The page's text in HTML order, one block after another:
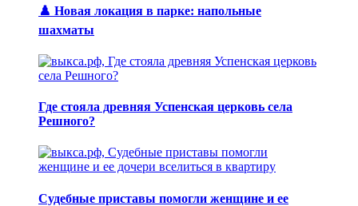
♟️ Новая локация в парке: напольные
шахматы
Где стояла древняя Успенская церковь села
Решного?
Судебные приставы помогли женщине и ее